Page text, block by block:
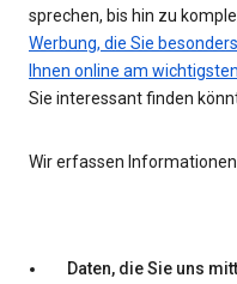
sprechen, bis hin zu
Werbung, die Sie
Ihnen online am
Sie interessant finden
Wir erfassen
Daten, die Sie uns